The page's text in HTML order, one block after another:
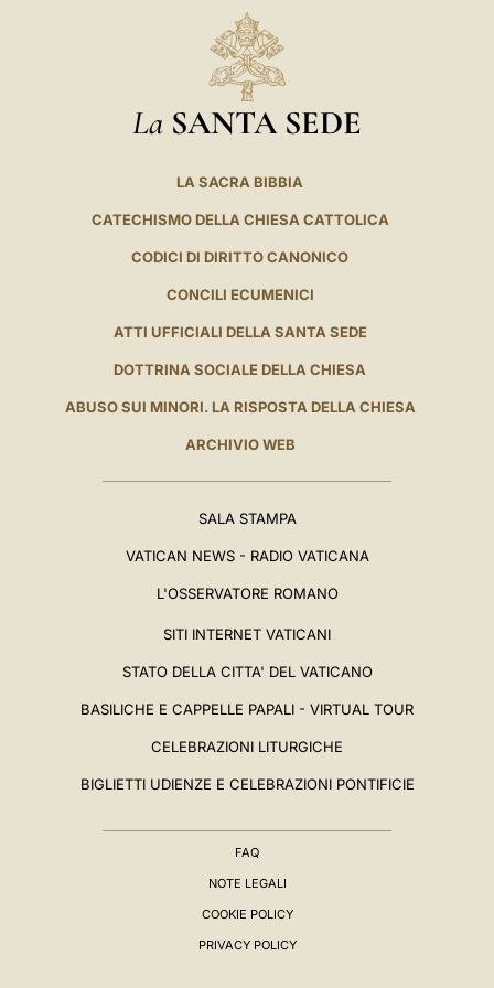
La SANTA SEDE
LA SACRA BIBBIA
CATECHISMO DELLA CHIESA CATTOLICA
CODICI DI DIRITTO CANONICO
CONCILI ECUMENICI
ATTI UFFICIALI DELLA SANTA SEDE
DOTTRINA SOCIALE DELLA CHIESA
ABUSO SUI MINORI. LA RISPOSTA DELLA CHIESA
ARCHIVIO WEB
SALA STAMPA
VATICAN NEWS - RADIO VATICANA
L'OSSERVATORE ROMANO
SITI INTERNET VATICANI
STATO DELLA CITTA' DEL VATICANO
BASILICHE E CAPPELLE PAPALI - VIRTUAL TOUR
CELEBRAZIONI LITURGICHE
BIGLIETTI UDIENZE E CELEBRAZIONI PONTIFICIE
FAQ
NOTE LEGALI
COOKIE POLICY
PRIVACY POLICY